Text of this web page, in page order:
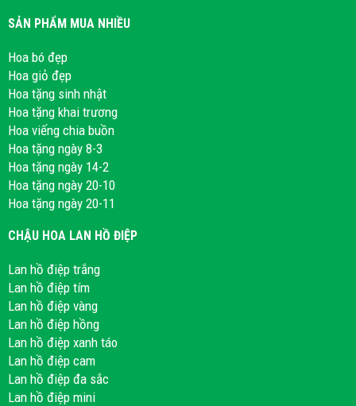
SẢN PHẨM MUA NHIỀU
Hoa bó đẹp
Hoa giỏ đẹp
Hoa tặng sinh nhật
Hoa tặng khai trương
Hoa viếng chia buồn
Hoa tặng ngày 8-3
Hoa tặng ngày 14-2
Hoa tặng ngày 20-10
Hoa tặng ngày 20-11
CHẬU HOA LAN HỒ ĐIỆP
Lan hồ điệp trắng
Lan hồ điệp tím
Lan hồ điệp vàng
Lan hồ điệp hồng
Lan hồ điệp xanh táo
Lan hồ điệp cam
Lan hồ điệp đa sắc
Lan hồ điệp mini